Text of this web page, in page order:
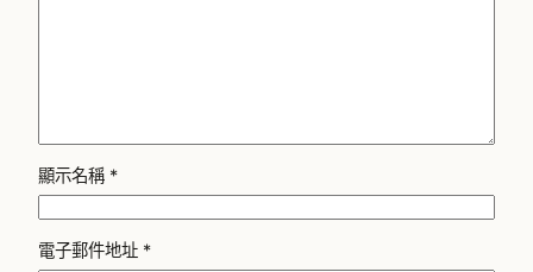
顯示名稱 *
電子郵件地址 *